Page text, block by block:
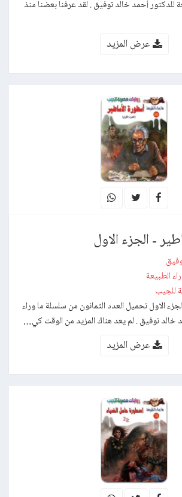
للدكتور أحمد خالد توفيق . لقد عرفنا بعضنا منذ
عرض المزيد
- الجزء الاول
الطبيعة
للجيب
الاول تحميل العدد الثمانون من سلسلة ما وراء
خالد توفيق . لم يعد هناك المزيد من الوقت كي…
عرض المزيد